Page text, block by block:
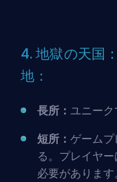
4. 地獄の天国
地：
長所： ユニーク
短所： ゲーム
る。プレイヤ
必要があります。